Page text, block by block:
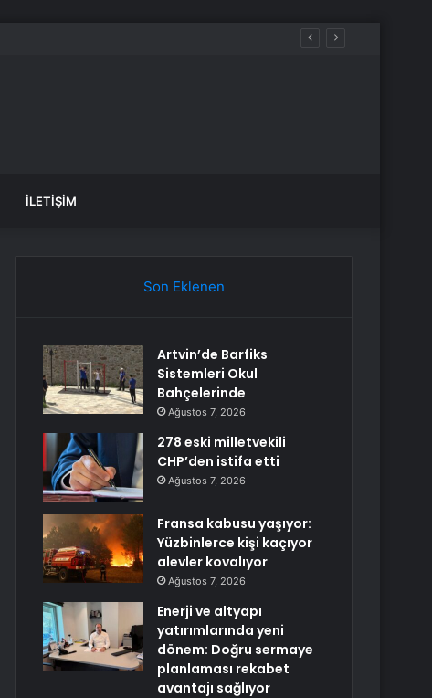
İLETIŞIM
Son Eklenen
Artvin’de Barfiks
Sistemleri Okul
Bahçelerinde
Ağustos 7, 2026
278 eski milletvekili
CHP’den istifa etti
Ağustos 7, 2026
Fransa kabusu yaşıyor:
Yüzbinlerce kişi kaçıyor
alevler kovalıyor
Ağustos 7, 2026
Enerji ve altyapı
yatırımlarında yeni
dönem: Doğru sermaye
planlaması rekabet
avantajı sağlıyor